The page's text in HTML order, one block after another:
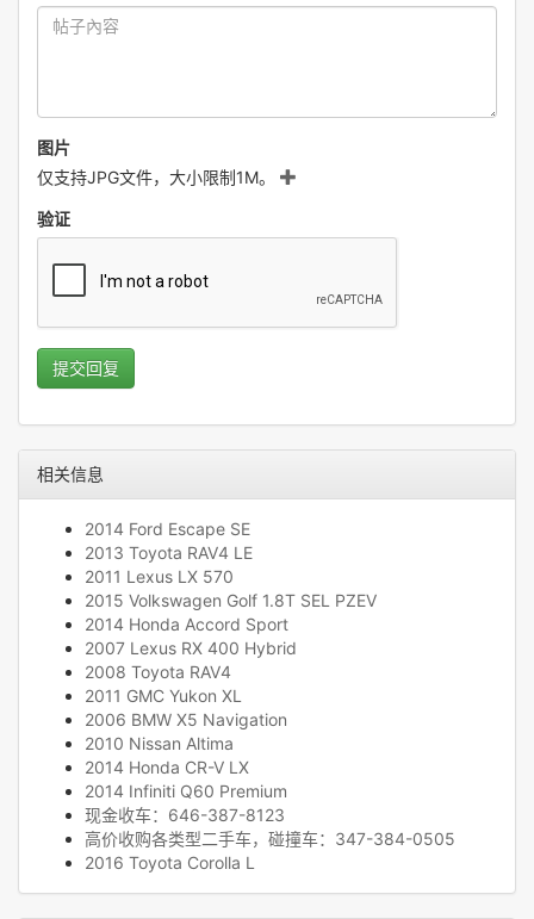
图片
仅支持JPG文件，大小限制1M。
验证
提交回复
相关信息
2014 Ford Escape SE
2013 Toyota RAV4 LE
2011 Lexus LX 570
2015 Volkswagen Golf 1.8T SEL PZEV
2014 Honda Accord Sport
2007 Lexus RX 400 Hybrid
2008 Toyota RAV4
2011 GMC Yukon XL
2006 BMW X5 Navigation
2010 Nissan Altima
2014 Honda CR-V LX
2014 Infiniti Q60 Premium
现金收车：646-387-8123
高价收购各类型二手车，碰撞车：347-384-0505
2016 Toyota Corolla L